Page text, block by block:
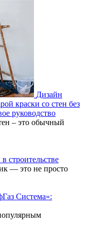
Дизайн
краски со стен без
руководство
– это обычный
строительстве
— это не просто
Система»: